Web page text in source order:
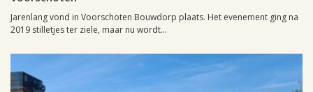
Jarenlang vond in Voorschoten Bouwdorp plaats. Het evenement ging na
2019 stilletjes ter ziele, maar nu wordt...